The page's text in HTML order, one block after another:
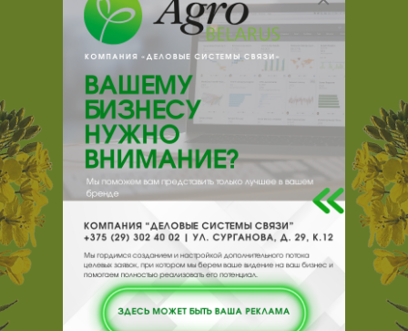
+ 375Показать телефоны
e-mail: a:2:{s:5:"VALUE";a:0:
{}s:11:"DESCRIPTION";a:0:{}}
211440, , , , Новополоцк, ОАО Нафтан
Отзывы Еще
Отзывы